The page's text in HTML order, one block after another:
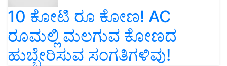
10 ಕೋಟಿ ರೂ ಕೋಣ! AC
ರೂಮಲ್ಲಿ ಮಲಗುವ ಕೋಣದ
ಹುಬ್ಬೇರಿಸುವ ಸಂಗತಿಗಳಿವು!